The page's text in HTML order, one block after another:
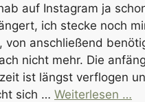
auf Instagram ja
ich stecke noch
von anschließend
nicht mehr. Die
ist längst verflogen
sich … Weiterlesen …